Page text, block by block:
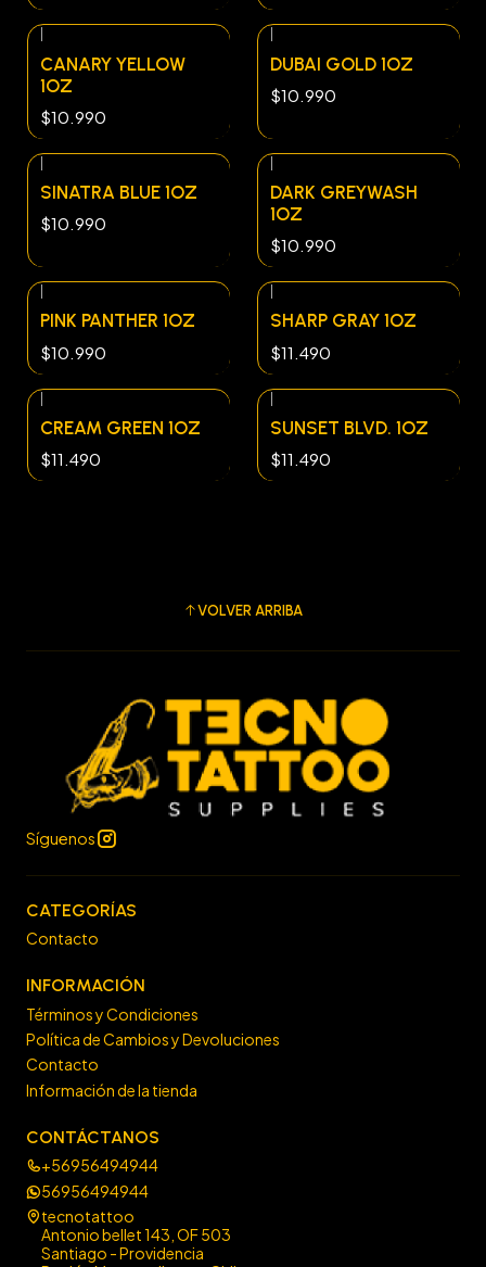
CANARY YELLOW
1OZ
$10.990
DUBAI GOLD 1OZ
$10.990
SINATRA BLUE 1OZ
$10.990
DARK GREYWASH
1OZ
$10.990
PINK PANTHER 1OZ
$10.990
SHARP GRAY 1OZ
$11.490
|
CREAM GREEN 1OZ
$11.490
|
SUNSET BLVD. 1OZ
$11.490
VOLVER ARRIBA
Síguenos
CATEGORÍAS
Contacto
INFORMACIÓN
Términos y Condiciones
Política de Cambios y Devoluciones
Contacto
Información de la tienda
CONTÁCTANOS
+56956494944
56956494944
tecnotattoo
Antonio bellet 143, OF 503
Santiago - Providencia